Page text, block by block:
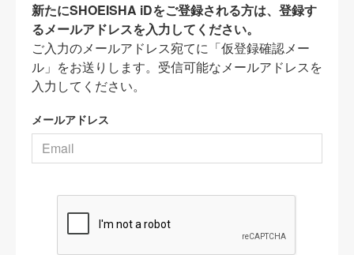
新たにSHOEISHA iDをご登録される方は、登録す
るメールアドレスを入力してください。
ご入力のメールアドレス宛てに「仮登録確認メー
ル」をお送りします。受信可能なメールアドレスを
入力してください。
メールアドレス